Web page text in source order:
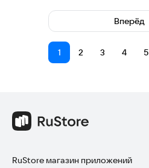
1 2 3 4 5
Вперёд
RuStore магазин приложений